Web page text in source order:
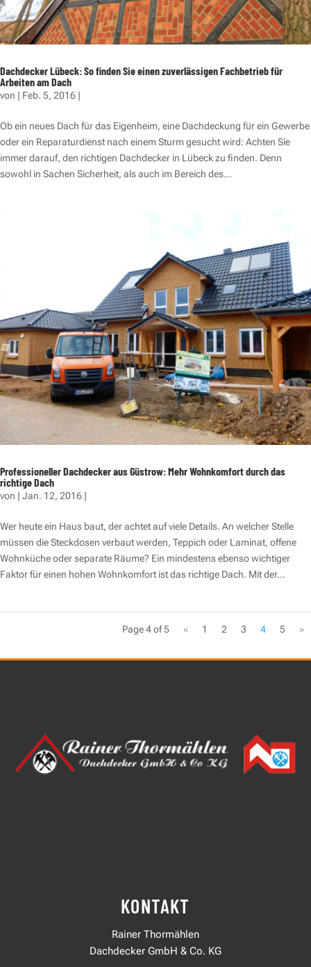
Dachdecker Lübeck: So finden Sie einen zuverlässigen Fachbetrieb für
Arbeiten am Dach
von | Feb. 5, 2016 |
Ob ein neues Dach für das Eigenheim, eine Dachdeckung für ein Gewerbe
oder ein Reparaturdienst nach einem Sturm gesucht wird: Achten Sie
immer darauf, den richtigen Dachdecker in Lübeck zu finden. Denn
sowohl in Sachen Sicherheit, als auch im Bereich des...
Professioneller Dachdecker aus Güstrow: Mehr Wohnkomfort durch das
richtige Dach
von | Jan. 12, 2016 |
Wer heute ein Haus baut, der achtet auf viele Details. An welcher Stelle
müssen die Steckdosen verbaut werden, Teppich oder Laminat, offene
Wohnküche oder separate Räume? Ein mindestens ebenso wichtiger
Faktor für einen hohen Wohnkomfort ist das richtige Dach. Mit der...
Page 4 of 5 « 1 2 3 4 5 »
KONTAKT
Rainer Thormählen
Dachdecker GmbH & Co. KG